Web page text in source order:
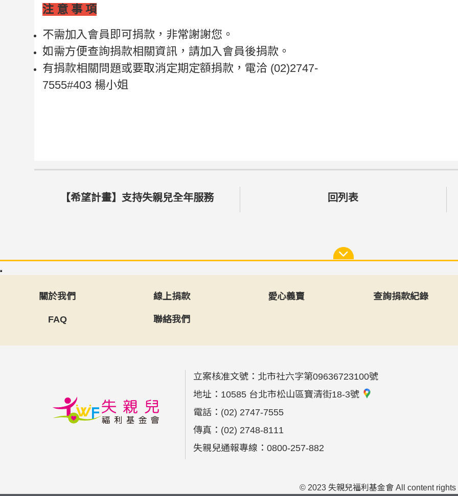
注 意 事 項
不需加入會員即可捐款，非常謝謝您。
如需方便查詢捐款相關資訊，請加入會員後捐款。
有捐款相關問題或要取消定期定額捐款，電洽 (02)2747-
7555#403 楊小姐
【希望計畫】支持失親兒全年服務 回列表
關於我們 線上捐款 愛心義賣 查詢捐款紀錄
FAQ 聯絡我們
立案核准文號：北市社六字第09636723100號
地址： 10585 台北市松山區寶清街18-3號
電話： (02) 2747-7555
傳真： (02) 2748-8111
失親兒通報專線：0800-257-882
© 2023 失親兒福利基金會 All content